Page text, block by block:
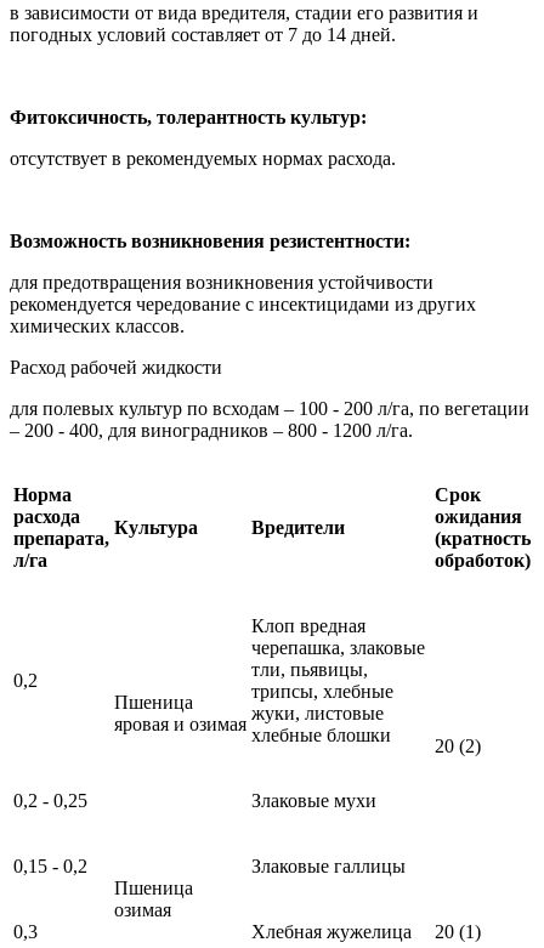
в зависимости от вида вредителя, стадии его развития и
погодных условий составляет от 7 до 14 дней.
Фитоксичность, толерантность культур:
отсутствует в рекомендуемых нормах расхода.
Возможность возникновения резистентности:
для предотвращения возникновения устойчивости
рекомендуется чередование с инсектицидами из других
химических классов.
Расход рабочей жидкости
для полевых культур по всходам – 100 - 200 л/га, по вегетации
– 200 - 400, для виноградников – 800 - 1200 л/га.
Норма
расхода
препарата,
л/га
Культура Вредители
Срок
ожидания
(кратность
обработок)
0,2
Пшеница
яровая и озимая
Клоп вредная
черепашка, злаковые
тли, пьявицы,
трипсы, хлебные
жуки, листовые
хлебные блошки
20 (2)
0,2 - 0,25 Злаковые мухи
0,15 - 0,2
Пшеница
озимая
Злаковые галлицы
0,3 Хлебная жужелица 20 (1)